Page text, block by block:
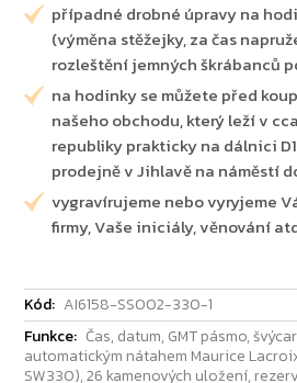
případné drobné úpravy na
(výměna stěžejky, za čas
rozleštění jemných škrábanců
na hodinky se můžete před
našeho obchodu, který leží v
republiky prakticky na dálnici
prodejně v Jihlavě na náměstí
vygravírujeme nebo vyryjeme
firmy, Vaše iniciály, věnování
Kód: AI6158-SS002-330-1
Funkce: Čas, datum, GMT pásmo,
automatickým nátahem Maurice
SW330), 26 kamenových uložení,